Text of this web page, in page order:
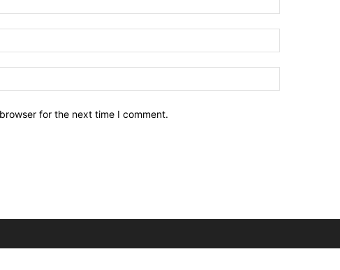
for the next time I comment.